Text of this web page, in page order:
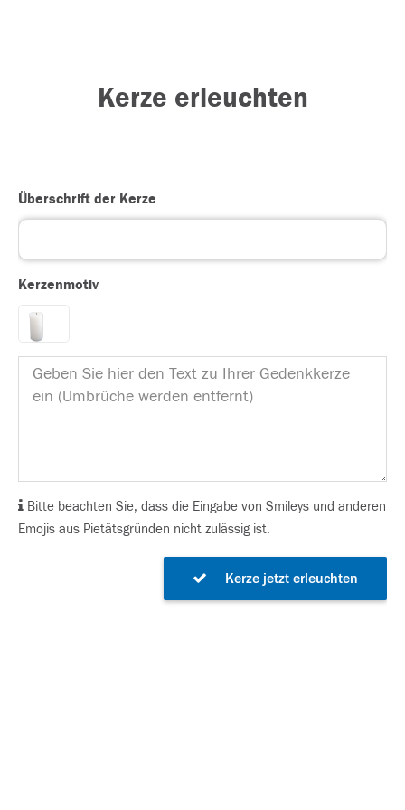
Kerze erleuchten
Überschrift der Kerze
Kerzenmotiv
Bitte beachten Sie, dass die Eingabe von Smileys und anderen
Emojis aus Pietätsgründen nicht zulässig ist.
Kerze jetzt erleuchten